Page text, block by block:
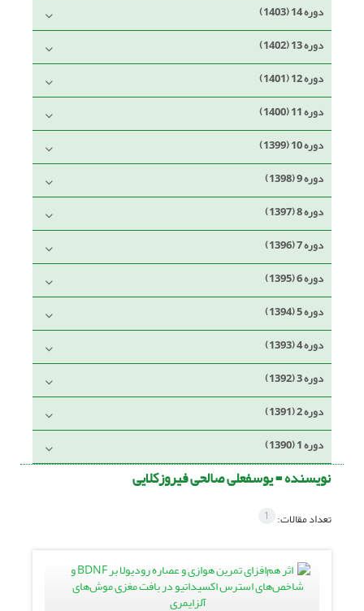
دوره 14 (1403)
دوره 13 (1402)
دوره 12 (1401)
دوره 11 (1400)
دوره 10 (1399)
دوره 9 (1398)
دوره 8 (1397)
دوره 7 (1396)
دوره 6 (1395)
دوره 5 (1394)
دوره 4 (1393)
دوره 3 (1392)
دوره 2 (1391)
دوره 1 (1390)
نویسنده =یوسفعلی صالحی فیروزکلایی
تعداد مقالات: 1